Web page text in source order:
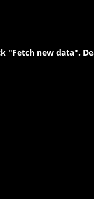
new data".